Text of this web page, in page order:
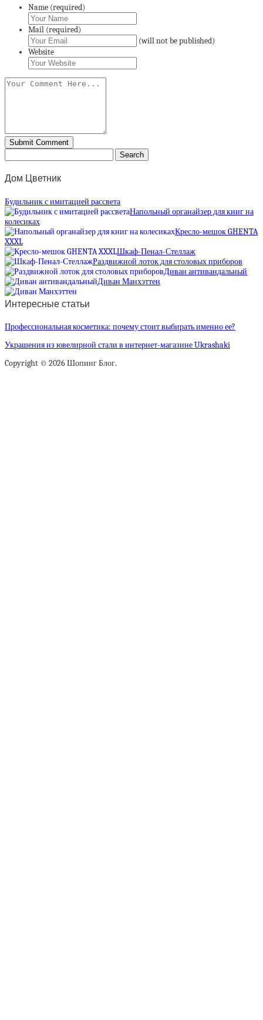
Name (required)
Mail (required)
(will not be published)
Website
Дом Цветник
Будильник с имитацией рассвета
Напольный органайзер для книг на
колесиках
Кресло-мешок GHENTA
XXXL
Шкаф-Пенал-Стеллаж
Раздвижной лоток для столовых приборов
Диван антивандальный
Диван Манхэттен
Интересные статьи
Профессиональная косметика: почему стоит выбирать именно ее?
Украшения из ювелирной стали в интернет-магазине Ukrashaki
Copyright © 2026 Шопинг Блог.